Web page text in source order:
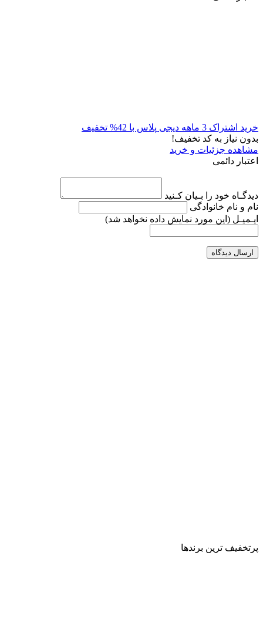
خرید اشتراک 3 ماهه دیجی پلاس با 42% تخفیف
بدون نیاز به کد تخفیف!
مشاهده جزئیات و خرید
اعتبار دائمی
دیدگـاه خود را بـیان کـنید
نام و نام خانوادگی
ایـمیـل (این مورد نمایش داده نخواهد شد)
ارسال دیدگاه
پرتخفیف ترین برندها